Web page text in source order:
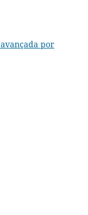
por